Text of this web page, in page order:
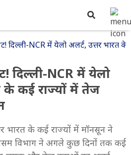
दिल्ली-NCR में येलो अलर्ट, उत्तर भारत
दिल्ली-NCR में येलो
के कई राज्यों में तेज
भारत के कई राज्यों में मॉनसून ने
विभाग ने अगले कुछ दिनों तक कई